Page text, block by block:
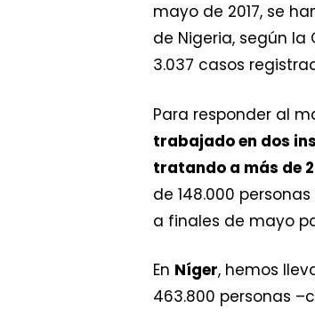
mayo de 2017, se
de Nigeria, según la
3.037 casos
Para responder al
trabajado en dos
tratando a más de
de 148.000
a finales de mayo
En Níger, hemos
463.800 personas